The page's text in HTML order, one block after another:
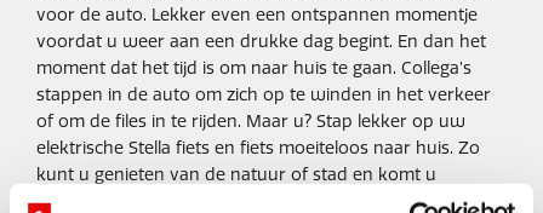
voor de auto. Lekker even een ontspannen momentje
voordat u weer aan een drukke dag begint. En dan het
moment dat het tijd is om naar huis te gaan. Collega’s
stappen in de auto om zich op te winden in het verkeer
of om de files in te rijden. Maar u? Stap lekker op uw
elektrische Stella fiets en fiets moeiteloos naar huis. Zo
kunt u genieten van de natuur of stad en komt u
helemaal uitgerust thuis.